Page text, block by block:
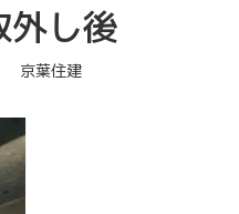
し後
京葉住建